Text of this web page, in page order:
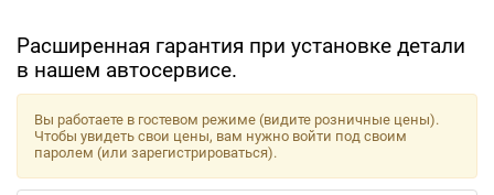
Расширенная гарантия при установке детали
в нашем автосервисе.
Вы работаете в гостевом режиме (видите розничные цены).
Чтобы увидеть свои цены, вам нужно войти под своим
паролем (или зарегистрироваться).